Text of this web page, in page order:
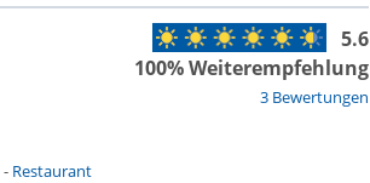
3 Bewertungen
5.6
100% Weiterempfehlung
- Restaurant